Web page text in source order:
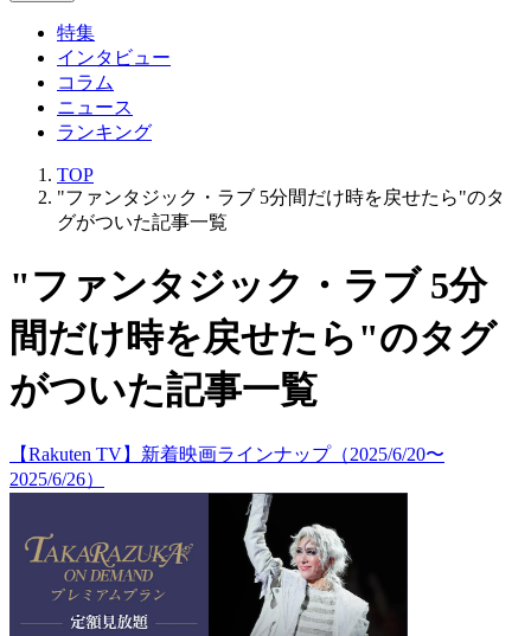
特集
インタビュー
コラム
ニュース
ランキング
TOP
"ファンタジック・ラブ 5分間だけ時を戻せたら"のタ
グがついた記事一覧
"ファンタジック・ラブ 5分
間だけ時を戻せたら"のタグ
がついた記事一覧
【Rakuten TV】新着映画ラインナップ（2025/6/20〜
2025/6/26）